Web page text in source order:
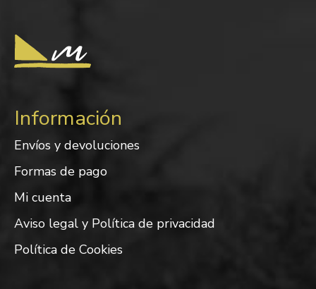
Información
Envíos y devoluciones
Formas de pago
Mi cuenta
Aviso legal y Política de privacidad
Política de Cookies